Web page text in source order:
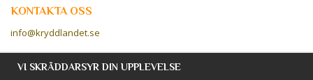
KONTAKTA OSS
info@kryddlandet.se
Följ oss på Facebook!
VI SKRÄDDARSYR DIN UPPLEVELSE